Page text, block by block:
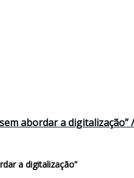
abordar a digitalização”
a digitalização”